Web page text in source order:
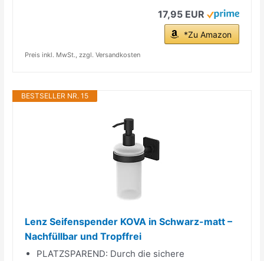
17,95 EUR
*Zu Amazon
Preis inkl. MwSt., zzgl. Versandkosten
BESTSELLER NR. 15
Lenz Seifenspender KOVA in Schwarz-matt –
Nachfüllbar und Tropffrei
PLATZSPAREND: Durch die sichere